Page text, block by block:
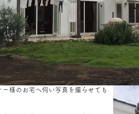
様のお宅へ伺い写真を撮らせても